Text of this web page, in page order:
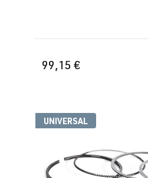
99,15 €
UNIVERSAL